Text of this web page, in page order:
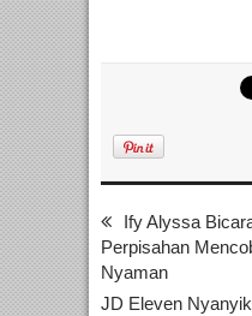
Ify Alyssa
Perpisahan
Nyaman
JD Eleven